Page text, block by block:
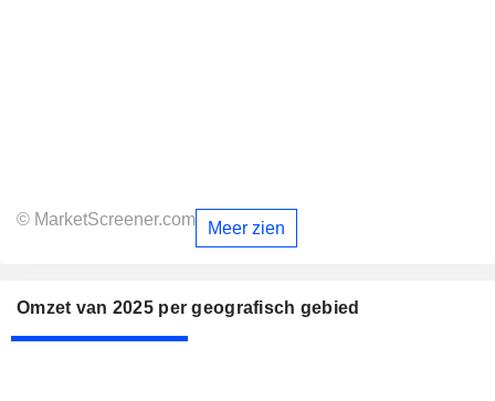
© MarketScreener.com Meer zien
Omzet van 2025 per geografisch gebied